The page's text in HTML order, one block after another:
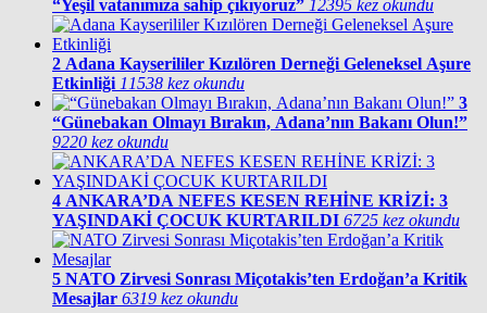
“Yeşil vatanımıza sahip çıkıyoruz” 12395 kez okundu
2 Adana Kayserililer Kızılören Derneği Geleneksel Aşure
Etkinliği 11538 kez okundu
3
“Günebakan Olmayı Bırakın, Adana’nın Bakanı Olun!”
9220 kez okundu
4 ANKARA’DA NEFES KESEN REHİNE KRİZİ: 3
YAŞINDAKİ ÇOCUK KURTARILDI 6725 kez okundu
5 NATO Zirvesi Sonrası Miçotakis’ten Erdoğan’a Kritik
Mesajlar 6319 kez okundu